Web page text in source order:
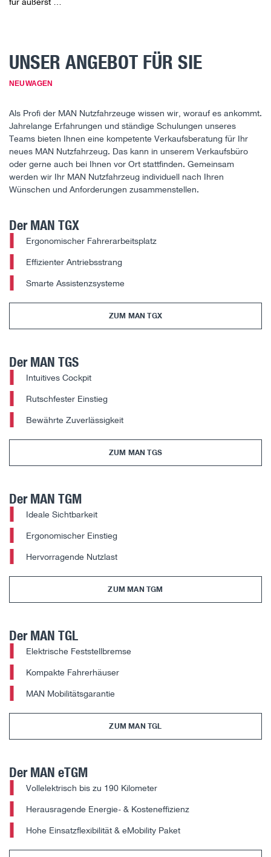
UNSER ANGEBOT FÜR SIE
NEUWAGEN
Als Profi der MAN Nutzfahrzeuge wissen wir, worauf es ankommt.
Jahrelange Erfahrungen und ständige Schulungen unseres
Teams bieten Ihnen eine kompetente Verkaufsberatung für Ihr
neues MAN Nutzfahrzeug. Das kann in unserem Verkaufsbüro
oder gerne auch bei Ihnen vor Ort stattfinden. Gemeinsam
werden wir Ihr MAN Nutzfahrzeug individuell nach Ihren
Wünschen und Anforderungen zusammenstellen.
Der MAN TGX
Ergonomischer Fahrerarbeitsplatz
Effizienter Antriebsstrang
Smarte Assistenzsysteme
ZUM MAN TGX
Der MAN TGS
Intuitives Cockpit
Rutschfester Einstieg
Bewährte Zuverlässigkeit
ZUM MAN TGS
Der MAN TGM
Ideale Sichtbarkeit
Ergonomischer Einstieg
Hervorragende Nutzlast
ZUM MAN TGM
Der MAN TGL
Elektrische Feststellbremse
Kompakte Fahrerhäuser
MAN Mobilitätsgarantie
ZUM MAN TGL
Der MAN eTGM
Vollelektrisch bis zu 190 Kilometer
Herausragende Energie- & Kosteneffizienz
Hohe Einsatzflexibilität & eMobility Paket